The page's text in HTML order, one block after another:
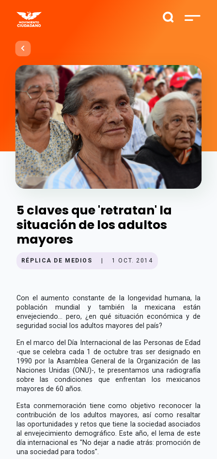
5 claves que 'retratan' la
situación de los adultos
mayores
RÉPLICA DE MEDIOS 1 OCT. 2014
Con el aumento constante de la longevidad humana, la
población mundial y también la mexicana están
envejeciendo... pero, ¿en qué situación económica y de
seguridad social los adultos mayores del país?
En el marco del Día Internacional de las Personas de Edad
-que se celebra cada 1 de octubre tras ser designado en
1990 por la Asamblea General de la Organización de las
Naciones Unidas (ONU)-, te presentamos una radiografía
sobre las condiciones que enfrentan los mexicanos
mayores de 60 años.
Esta conmemoración tiene como objetivo reconocer la
contribución de los adultos mayores, así como resaltar
las oportunidades y retos que tiene la sociedad asociados
al envejecimiento demográfico. Este año, el lema de este
día internacional es "No dejar a nadie atrás: promoción de
una sociedad para todos".